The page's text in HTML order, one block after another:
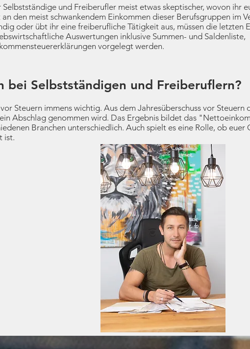
und Freiberufler meist etwas skeptischer, wovon ihr
den meist schwankendem Einkommen dieser Berufsgruppen im
oder übt ihr eine freiberufliche Tätigkeit aus, müssen die letzten
Auswertungen inklusive Summen- und Saldenliste,
vorgelegt werden.
bei Selbstständigen und Freiberuflern?
Steuern immens wichtig. Aus dem Jahresüberschuss vor Steuern
Abschlag genommen wird. Das Ergebnis bildet das
Branchen unterschiedlich. Auch spielt es eine Rolle, ob
ist.